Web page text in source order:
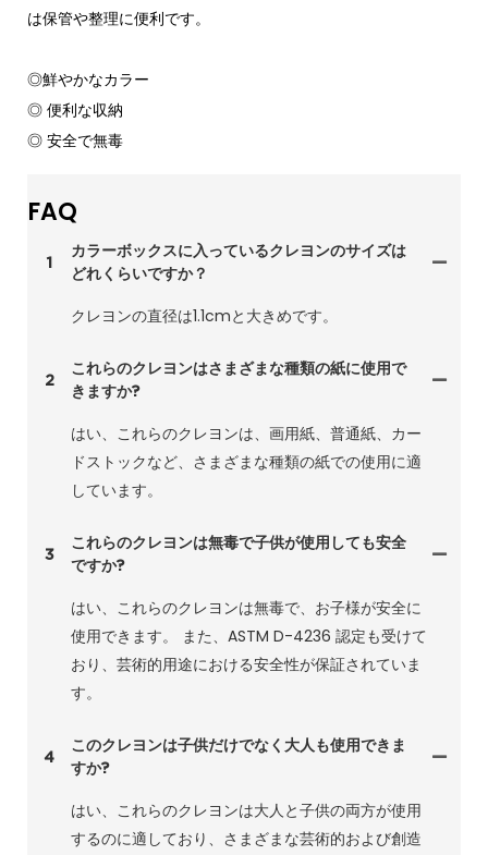
は保管や整理に便利です。
◎鮮やかなカラー
◎ 便利な収納
◎ 安全で無毒
FAQ
1
カラーボックスに入っているクレヨンのサイズは
どれくらいですか？
クレヨンの直径は1.1cmと大きめです。
2
これらのクレヨンはさまざまな種類の紙に使用で
きますか?
はい、これらのクレヨンは、画用紙、普通紙、カー
ドストックなど、さまざまな種類の紙での使用に適
しています。
3
これらのクレヨンは無毒で子供が使用しても安全
ですか?
はい、これらのクレヨンは無毒で、お子様が安全に
使用できます。 また、ASTM D-4236 認定も受けて
おり、芸術的用途における安全性が保証されていま
す。
4
このクレヨンは子供だけでなく大人も使用できま
すか?
はい、これらのクレヨンは大人と子供の両方が使用
するのに適しており、さまざまな芸術的および創造